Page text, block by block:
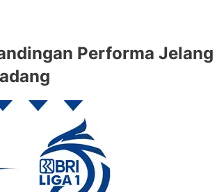
Performa Jelang